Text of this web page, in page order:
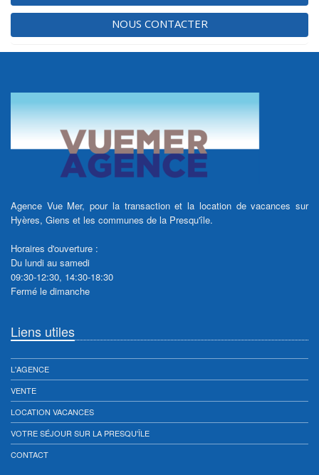
NOUS CONTACTER
Agence Vue Mer, pour la transaction et la location de vacances sur
Hyères, Giens et les communes de la Presqu'île.
Horaires d'ouverture :
Du lundi au samedi
09:30-12:30, 14:30-18:30
Fermé le dimanche
Liens utiles
L'AGENCE
VENTE
LOCATION VACANCES
VOTRE SÉJOUR SUR LA PRESQU'ÎLE
CONTACT